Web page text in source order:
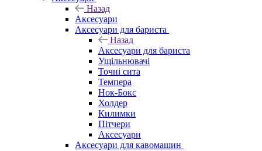
Назад
Аксесуари
Аксесуари для бариста
Назад
Аксесуари для бариста
Ущільнювачі
Точні сита
Темпера
Нок-Бокс
Холдер
Килимки
Пітчери
Аксесуари
Аксесуари для кавомашин